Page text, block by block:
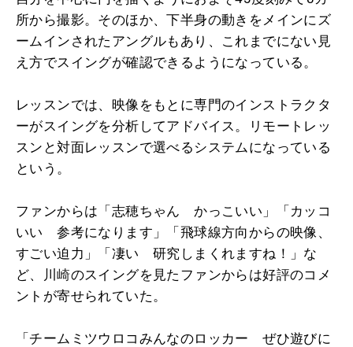
所から撮影。そのほか、下半身の動きをメインにズ
ームインされたアングルもあり、これまでにない見
え方でスイングが確認できるようになっている。
レッスンでは、映像をもとに専門のインストラクタ
ーがスイングを分析してアドバイス。リモートレッ
スンと対面レッスンで選べるシステムになっている
という。
ファンからは「志穂ちゃん かっこいい」「カッコ
いい 参考になります」「飛球線方向からの映像、
すごい迫力」「凄い 研究しまくれますね！」な
ど、川崎のスイングを見たファンからは好評のコメ
ントが寄せられていた。
「チームミツウロコみんなのロッカー ぜひ遊びに